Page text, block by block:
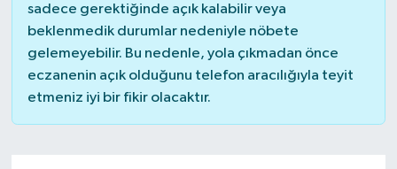
sadece gerektiğinde açık kalabilir veya
beklenmedik durumlar nedeniyle nöbete
gelemeyebilir. Bu nedenle, yola çıkmadan önce
eczanenin açık olduğunu telefon aracılığıyla teyit
etmeniz iyi bir fikir olacaktır.
Otomobil
Politika
Resmî ilanlar